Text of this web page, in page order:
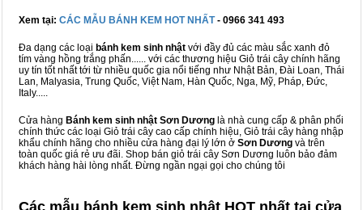
Xem tại: CÁC MẪU BÁNH KEM HOT NHẤT- 0966 341 493
Đa dạng các loại bánh kem sinh nhật với đầy đủ các màu sắc xanh đỏ
tím vàng hồng trắng phấn...... với các thương hiệu Giỏ trái cây chính hãng
uy tín tốt nhất tới từ nhiều quốc gia nổi tiếng như Nhật Bản, Đài Loan, Thái
Lan, Malyasia, Trung Quốc, Việt Nam, Hàn Quốc, Nga, Mỹ, Pháp, Đức,
Italy.....
Cửa hàng Bánh kem sinh nhật Sơn Dương là nhà cung cấp & phân phối
chính thức các loại Giỏ trái cây cao cấp chính hiệu, Giỏ trái cây hàng nhập
khẩu chính hãng cho nhiều cửa hàng đại lý lớn ở Sơn Dương và trên
toàn quốc giá rẻ ưu đãi. Shop bán giỏ trái cây Sơn Dương luôn bảo đảm
khách hàng hài lòng nhất. Đừng ngần ngại gọi cho chúng tôi
Các mẫu bánh kem sinh nhật HOT nhất tại cửa